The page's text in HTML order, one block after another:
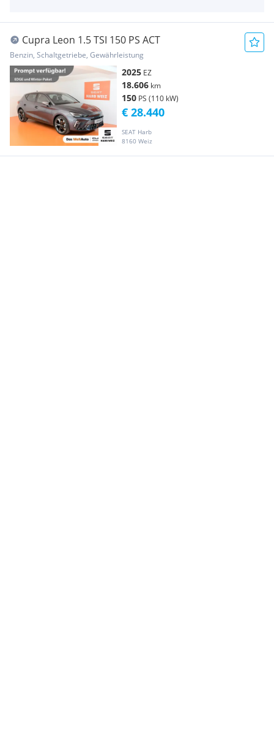
Cupra Leon 1.5 TSI 150 PS ACT
Benzin, Schaltgetriebe, Gewährleistung
2025 EZ
18.606 km
150 PS (110 kW)
SEAT Harb
8160 Weiz
€ 28.440